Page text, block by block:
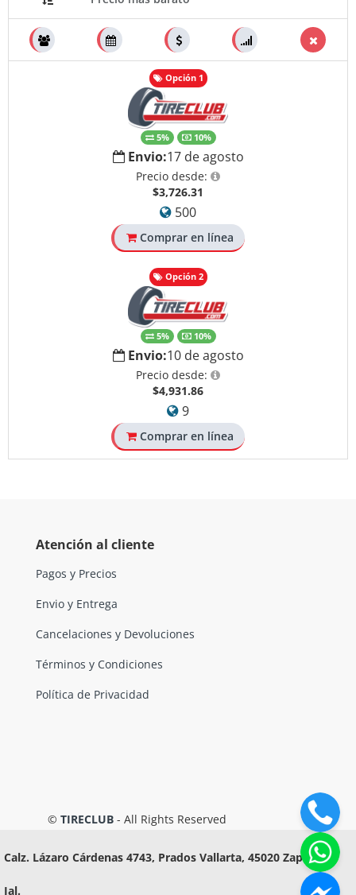
Opción 1
5% 10%
Envio:17 de agosto
Precio desde:
$3,726.31
500
Comprar en línea
Opción 2
5% 10%
Envio:10 de agosto
Precio desde:
$4,931.86
9
Comprar en línea
Atención al cliente
Pagos y Precios
Envio y Entrega
Cancelaciones y Devoluciones
Términos y Condiciones
Política de Privacidad
© TIRECLUB - All Rights Reserved
Calz. Lázaro Cárdenas 4743, Prados Vallarta, 45020 Zapopan,
Jal.